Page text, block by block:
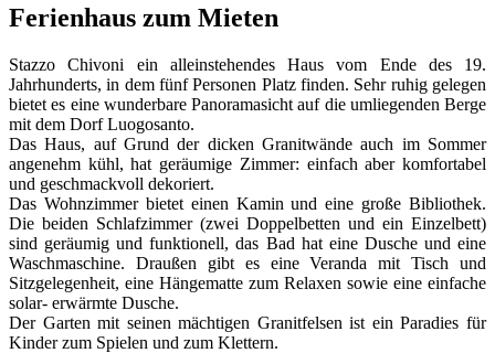
Ferienhaus zum Mieten
Stazzo Chivoni ein alleinstehendes Haus vom Ende des 19.
Jahrhunderts, in dem fünf Personen Platz finden. Sehr ruhig gelegen
bietet es eine wunderbare Panoramasicht auf die umliegenden Berge
mit dem Dorf Luogosanto.
Das Haus, auf Grund der dicken Granitwände auch im Sommer
angenehm kühl, hat geräumige Zimmer: einfach aber komfortabel
und geschmackvoll dekoriert.
Das Wohnzimmer bietet einen Kamin und eine große Bibliothek.
Die beiden Schlafzimmer (zwei Doppelbetten und ein Einzelbett)
sind geräumig und funktionell, das Bad hat eine Dusche und eine
Waschmaschine. Draußen gibt es eine Veranda mit Tisch und
Sitzgelegenheit, eine Hängematte zum Relaxen sowie eine einfache
solar- erwärmte Dusche.
Der Garten mit seinen mächtigen Granitfelsen ist ein Paradies für
Kinder zum Spielen und zum Klettern.